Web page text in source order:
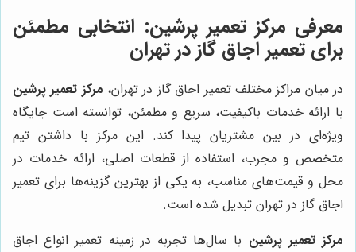
معرفی مرکز تعمیر پرشین: انتخابی مطمئن
برای تعمیر اجاق گاز در تهران
در میان مراکز مختلف تعمیر اجاق گاز در تهران، مرکز تعمیر پرشین
با ارائه خدمات باکیفیت، سریع و مطمئن، توانسته است جایگاه
ویژه‌ای در بین مشتریان پیدا کند. این مرکز با داشتن تیم
متخصص و مجرب، استفاده از قطعات اصلی، ارائه خدمات در
محل و قیمت‌های مناسب، به یکی از بهترین گزینه‌ها برای تعمیر
اجاق گاز در تهران تبدیل شده است.
مرکز تعمیر پرشین با سال‌ها تجربه در زمینه تعمیر انواع اجاق